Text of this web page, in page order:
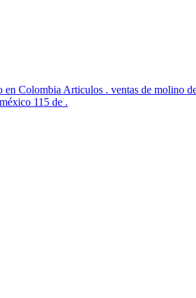
Colombia Articulos . ventas de molino
115 de .